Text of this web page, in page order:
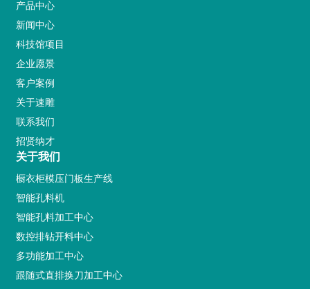
产品中心
新闻中心
科技馆项目
企业愿景
客户案例
关于速雕
联系我们
招贤纳才
关于我们
橱衣柜模压门板生产线
智能孔料机
智能孔料加工中心
数控排钻开料中心
多功能加工中心
跟随式直排换刀加工中心